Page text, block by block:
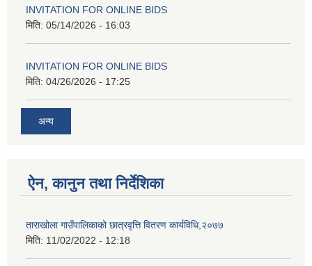
INVITATION FOR ONLINE BIDS
मिति: 05/14/2026 - 16:03
INVITATION FOR ONLINE BIDS
मिति: 04/26/2026 - 17:25
अन्य
ऐन, कानुन तथा निर्देशिका
ताराखोला गाउँपालिकाको छात्रवृत्ति वितरण कार्यविधि,२०७७
मिति: 11/02/2022 - 12:18